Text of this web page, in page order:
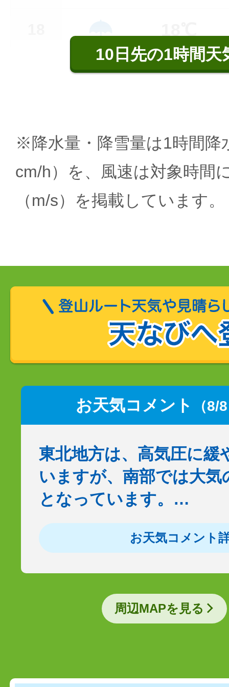
10日先の1時間天
※降水量・降雪量は1時間降
cm/h）を、風速は対象時間
（m/s）を掲載しています。
お天気コメント （8/
東北地方は、高気圧に緩
いますが、南部では大気
となっています。…
お天気コメント
周辺MAPを見る